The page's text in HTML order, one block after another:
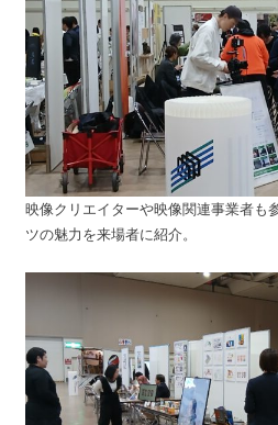
映像クリエイターや映像関連事業者も
ツの魅力を来場者に紹介。